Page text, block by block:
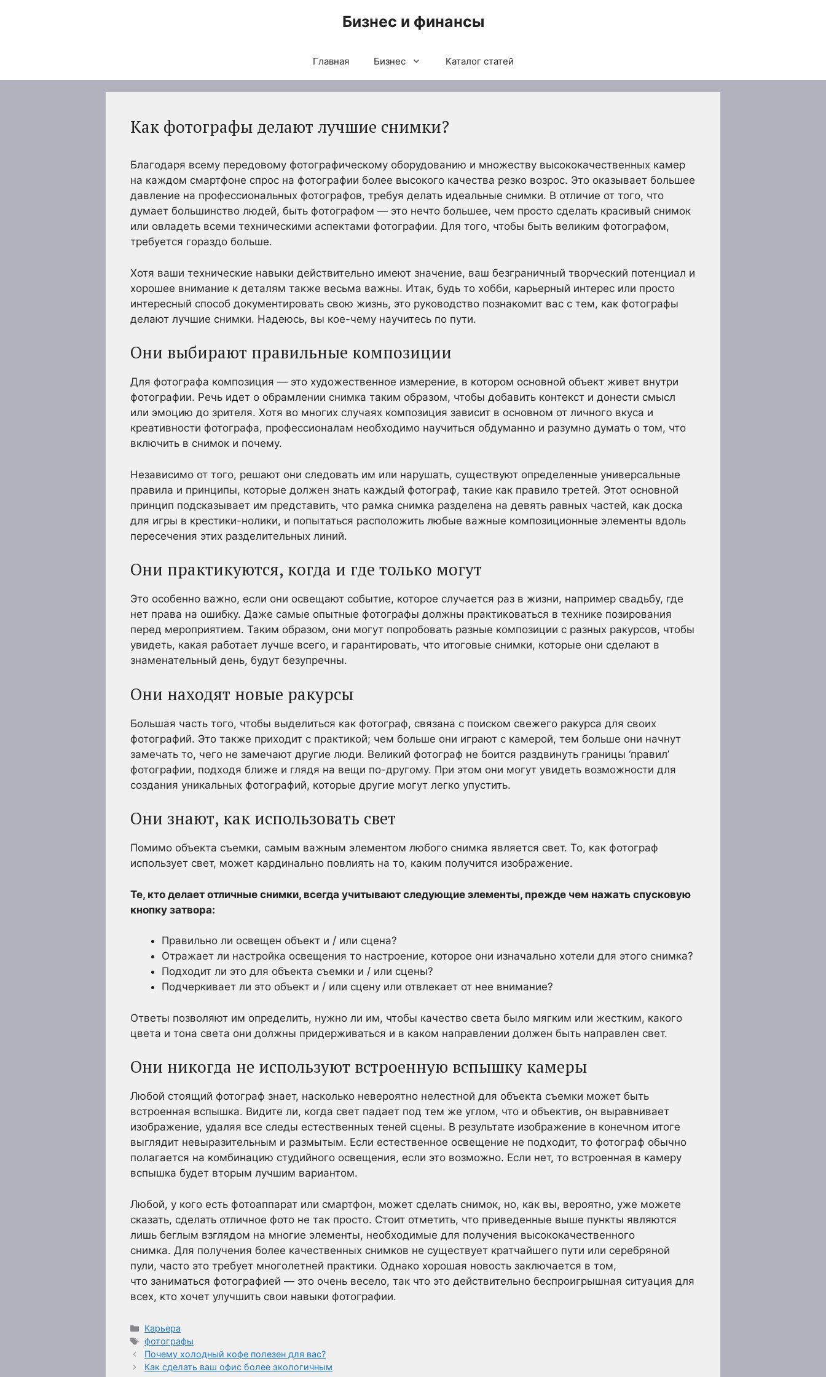
Бизнес и финансы
Главная Бизнес Каталог статей
Как фотографы делают лучшие снимки?
Благодаря всему передовому фотографическому оборудованию и множеству высококачественных камер
на каждом смартфоне спрос на фотографии более высокого качества резко возрос. Это оказывает большее
давление на профессиональных фотографов, требуя делать идеальные снимки. В отличие от того, что
думает большинство людей, быть фотографом — это нечто большее, чем просто сделать красивый снимок
или овладеть всеми техническими аспектами фотографии. Для того, чтобы быть великим фотографом,
требуется гораздо больше.
Хотя ваши технические навыки действительно имеют значение, ваш безграничный творческий потенциал и
хорошее внимание к деталям также весьма важны. Итак, будь то хобби, карьерный интерес или просто
интересный способ документировать свою жизнь, это руководство познакомит вас с тем, как фотографы
делают лучшие снимки. Надеюсь, вы кое-чему научитесь по пути.
Они выбирают правильные композиции
Для фотографа композиция — это художественное измерение, в котором основной объект живет внутри
фотографии. Речь идет о обрамлении снимка таким образом, чтобы добавить контекст и донести смысл
или эмоцию до зрителя. Хотя во многих случаях композиция зависит в основном от личного вкуса и
креативности фотографа, профессионалам необходимо научиться обдуманно и разумно думать о том, что
включить в снимок и почему.
Независимо от того, решают они следовать им или нарушать, существуют определенные универсальные
правила и принципы, которые должен знать каждый фотограф, такие как правило третей. Этот основной
принцип подсказывает им представить, что рамка снимка разделена на девять равных частей, как доска
для игры в крестики-нолики, и попытаться расположить любые важные композиционные элементы вдоль
пересечения этих разделительных линий.
Они практикуются, когда и где только могут
Это особенно важно, если они освещают событие, которое случается раз в жизни, например свадьбу, где
нет права на ошибку. Даже самые опытные фотографы должны практиковаться в технике позирования
перед мероприятием. Таким образом, они могут попробовать разные композиции с разных ракурсов, чтобы
увидеть, какая работает лучше всего, и гарантировать, что итоговые снимки, которые они сделают в
знаменательный день, будут безупречны.
Они находят новые ракурсы
Большая часть того, чтобы выделиться как фотограф, связана с поиском свежего ракурса для своих
фотографий. Это также приходит с практикой; чем больше они играют с камерой, тем больше они начнут
замечать то, чего не замечают другие люди. Великий фотограф не боится раздвинуть границы ‘правил’
фотографии, подходя ближе и глядя на вещи по-другому. При этом они могут увидеть возможности для
создания уникальных фотографий, которые другие могут легко упустить.
Они знают, как использовать свет
Помимо объекта съемки, самым важным элементом любого снимка является свет. То, как фотограф
использует свет, может кардинально повлиять на то, каким получится изображение.
Те, кто делает отличные снимки, всегда учитывают следующие элементы, прежде чем нажать спусковую
кнопку затвора:
Правильно ли освещен объект и / или сцена?
Отражает ли настройка освещения то настроение, которое они изначально хотели для этого снимка?
Подходит ли это для объекта съемки и / или сцены?
Подчеркивает ли это объект и / или сцену или отвлекает от нее внимание?
Ответы позволяют им определить, нужно ли им, чтобы качество света было мягким или жестким, какого
цвета и тона света они должны придерживаться и в каком направлении должен быть направлен свет.
Они никогда не используют встроенную вспышку камеры
Любой стоящий фотограф знает, насколько невероятно нелестной для объекта съемки может быть
встроенная вспышка. Видите ли, когда свет падает под тем же углом, что и объектив, он выравнивает
изображение, удаляя все следы естественных теней сцены. В результате изображение в конечном итоге
выглядит невыразительным и размытым. Если естественное освещение не подходит, то фотограф обычно
полагается на комбинацию студийного освещения, если это возможно. Если нет, то встроенная в камеру
вспышка будет вторым лучшим вариантом.
Любой, у кого есть фотоаппарат или смартфон, может сделать снимок, но, как вы, вероятно, уже можете
сказать, сделать отличное фото не так просто. Стоит отметить, что приведенные выше пункты являются
лишь беглым взглядом на многие элементы, необходимые для получения высококачественного
снимка. Для получения более качественных снимков не существует кратчайшего пути или серебряной
пули, часто это требует многолетней практики. Однако хорошая новость заключается в том,
что заниматься фотографией — это очень весело, так что это действительно беспроигрышная ситуация для
всех, кто хочет улучшить свои навыки фотографии.
Рубрики
Карьера
Метки
фотографы
Почему холодный кофе полезен для вас?
Как сделать ваш офис более экологичным